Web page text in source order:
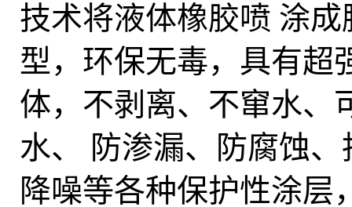
技术将液体橡胶喷 涂成
型，环保无毒，具有超
体，不剥离、不窜水、
水、
防渗漏、防腐蚀
降噪等各种保护性涂层